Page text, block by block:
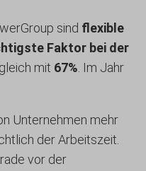
sind flexible
Faktor bei der
mit 67% . Im Jahr
Unternehmen mehr
der Arbeitszeit.
vor der